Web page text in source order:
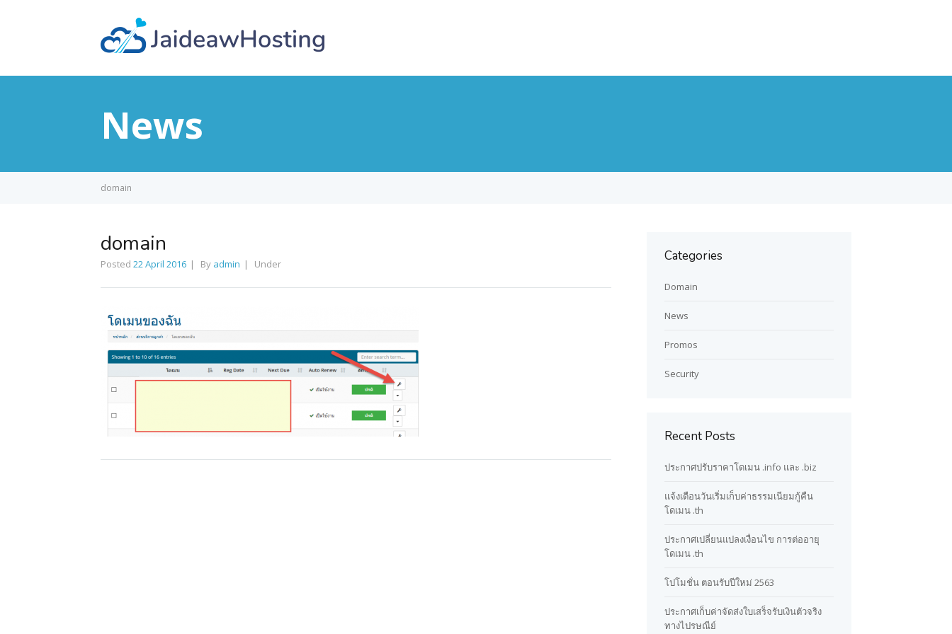
News
domain
domain
Posted 22 April 2016 By admin Under Categories
Domain
News
Promos
Security
Recent Posts
ประกาศปรับราคาโดเมน .info และ .biz
แจ้งเตือนวันเริ่มเก็บค่าธรรมเนียมกู้คืน
โดเมน .th
ประกาศเปลี่ยนแปลงเงื่อนไข การต่ออายุ
โดเมน .th
โปโมชั่น ตอนรับปีใหม่ 2563
ประกาศเก็บค่าจัดส่งใบเสร็จรับเงินตัวจริง
ทางไปรษณีย์